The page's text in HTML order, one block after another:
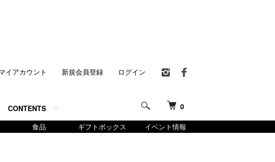
0
CONTENTS
イアカウント 新規会員登録 ログイン
食品 ギフトボックス イベント情報